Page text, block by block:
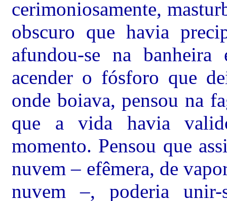
cerimoniosamente,
obscuro que havia
afundou-se na
acender o fósforo que
onde boiava, pensou na
que a vida havia
momento. Pensou que
nuvem – efêmera, de
nuvem –, poderia unir-